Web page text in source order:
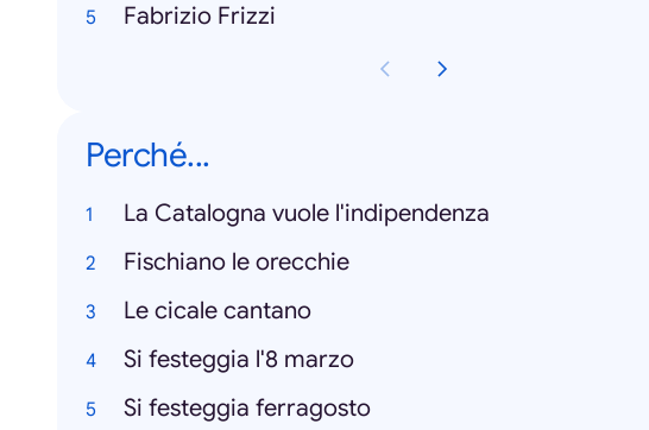
Fabrizio Frizzi
Perché...
La Catalogna vuole l'indipendenza
Fischiano le orecchie
Le cicale cantano
Si festeggia l'8 marzo
Si festeggia ferragosto